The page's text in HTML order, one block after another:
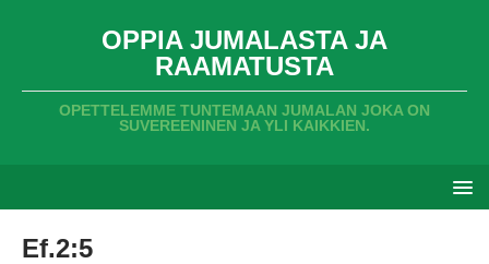
OPPIA JUMALASTA JA
RAAMATUSTA
OPETTELEMME TUNTEMAAN JUMALAN JOKA ON
SUVEREENINEN JA YLI KAIKKIEN.
Ef.2:5